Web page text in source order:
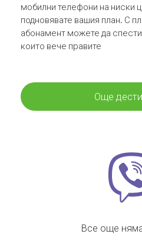
мобилни телефони на ниски
подновявате вашия план. С
абонамент можете да
които вече правите
Още
Все още